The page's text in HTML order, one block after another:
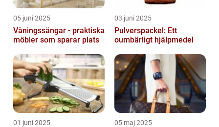
05 juni 2025
Våningssängar - praktiska
möbler som sparar plats
03 juni 2025
Pulverspackel: Ett
oumbärligt hjälpmedel
01 juni 2025 05 maj 2025